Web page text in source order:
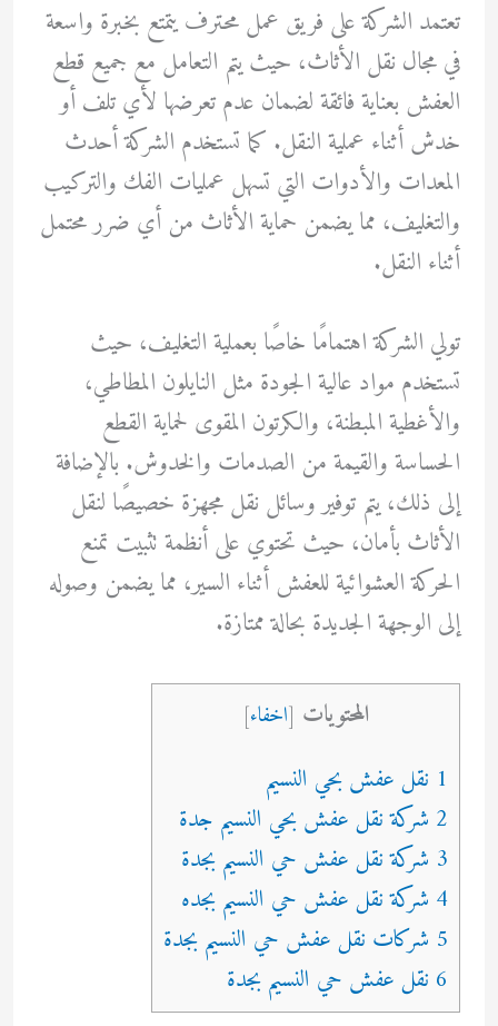
تعتمد الشركة على فريق عمل محترف يتمتع بخبرة واسعة
في مجال نقل الأثاث، حيث يتم التعامل مع جميع قطع
العفش بعناية فائقة لضمان عدم تعرضها لأي تلف أو
خدش أثناء عملية النقل. كما تستخدم الشركة أحدث
المعدات والأدوات التي تسهل عمليات الفك والتركيب
والتغليف، مما يضمن حماية الأثاث من أي ضرر محتمل
أثناء النقل.
تولي الشركة اهتمامًا خاصًا بعملية التغليف، حيث
تستخدم مواد عالية الجودة مثل النايلون المطاطي،
والأغطية المبطنة، والكرتون المقوى لحماية القطع
الحساسة والقيمة من الصدمات والخدوش. بالإضافة
إلى ذلك، يتم توفير وسائل نقل مجهزة خصيصًا لنقل
الأثاث بأمان، حيث تحتوي على أنظمة تثبيت تمنع
الحركة العشوائية للعفش أثناء السير، مما يضمن وصوله
إلى الوجهة الجديدة بحالة ممتازة.
المحتويات [اخفاء]
1 نقل عفش بحي النسيم
2 شركة نقل عفش بحي النسيم جدة
3 شركة نقل عفش حي النسيم بجدة
4 شركة نقل عفش حي النسيم بجده
5 شركات نقل عفش حي النسيم بجدة
6 نقل عفش حي النسيم بجدة